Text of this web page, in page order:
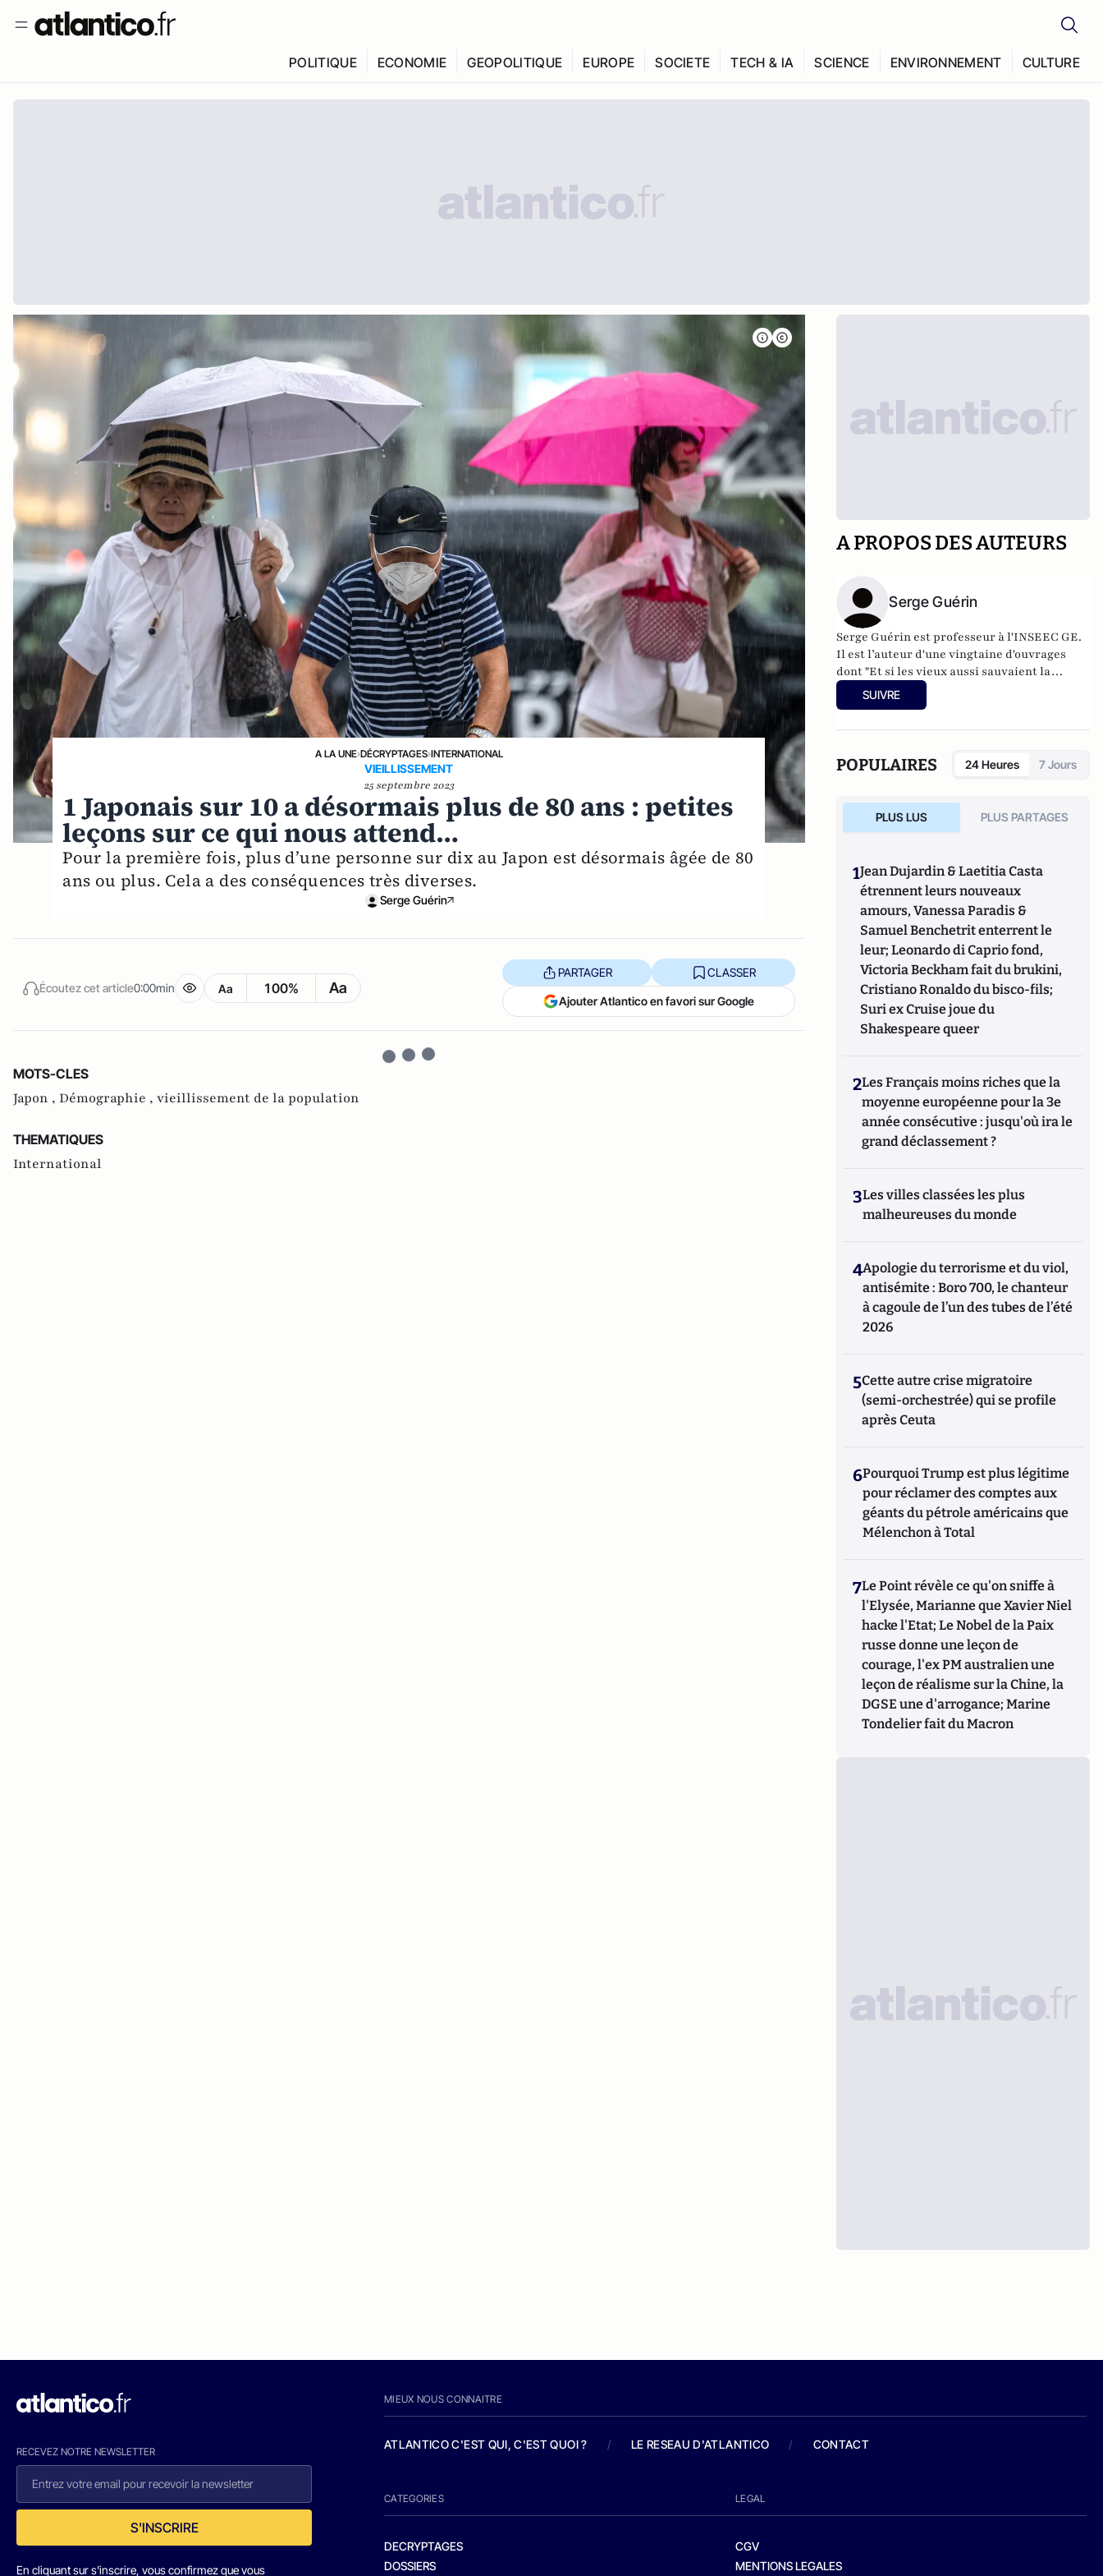
POLITIQUE ECONOMIE GEOPOLITIQUE EUROPE SOCIETE TECH & IA SCIENCE ENVIRONNEMENT CULTURE
A LA UNE›DÉCRYPTAGES›INTERNATIONAL
VIEILLISSEMENT
25 septembre 2023
1 Japonais sur 10 a désormais plus de 80 ans : petites
leçons sur ce qui nous attend…
Pour la première fois, plus d’une personne sur dix au Japon est désormais âgée de 80
ans ou plus. Cela a des conséquences très diverses.
Serge Guérin
Écoutez cet article0:00min Aa 100% Aa
PARTAGER CLASSER
Ajouter Atlantico en favori sur Google
MOTS-CLES
Japon , Démographie , vieillissement de la population
THEMATIQUES
International
A PROPOS DES AUTEURS
Serge Guérin
Serge Guérin est professeur à l'INSEEC GE.
Il est l’auteur d'une vingtaine d'ouvrages
dont "Et si les vieux aussi sauvaient la
planète ?" (Michalon, 2024),
société des seniors
idées fausses à combattre sur les seniors
(Michalon, 2015). Il vient de publier
(Calmann-Levy, 2017).
SUIVRE
POPULAIRES 24 Heures 7 Jours
PLUS LUS PLUS PARTAGES
1Jean Dujardin & Laetitia Casta
étrennent leurs nouveaux
amours, Vanessa Paradis &
Samuel Benchetrit enterrent le
leur; Leonardo di Caprio fond,
Victoria Beckham fait du brukini,
Cristiano Ronaldo du bisco-fils;
Suri ex Cruise joue du
Shakespeare queer
2Les Français moins riches que la
moyenne européenne pour la 3e
année consécutive : jusqu'où ira le
grand déclassement ?
3Les villes classées les plus
malheureuses du monde
4Apologie du terrorisme et du viol,
antisémite : Boro 700, le chanteur
à cagoule de l’un des tubes de l’été
2026
5Cette autre crise migratoire
(semi-orchestrée) qui se profile
après Ceuta
6Pourquoi Trump est plus légitime
pour réclamer des comptes aux
géants du pétrole américains que
Mélenchon à Total
7Le Point révèle ce qu'on sniffe à
l'Elysée, Marianne que Xavier Niel
hacke l'Etat; Le Nobel de la Paix
russe donne une leçon de
courage, l'ex PM australien une
leçon de réalisme sur la Chine, la
DGSE une d'arrogance; Marine
Tondelier fait du Macron
RECEVEZ NOTRE NEWSLETTER
S'INSCRIRE
En cliquant sur s'inscrire, vous confirmez que vous
MIEUX NOUS CONNAITRE
ATLANTICO C'EST QUI, C'EST QUOI ? / LE RESEAU D'ATLANTICO / CONTACT
CATEGORIES
DECRYPTAGES
DOSSIERS
LEGAL
CGV
MENTIONS LEGALES